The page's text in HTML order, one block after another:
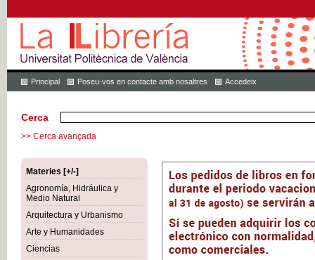
Principal Poseu-vos en contacte amb nosaltres Accedeix
Cerca
>> Cerca avançada
Materies [+/-]
Agronomía, Hidráulica y
Medio Natural
Arquitectura y Urbanismo
Arte y Humanidades
Ciencias